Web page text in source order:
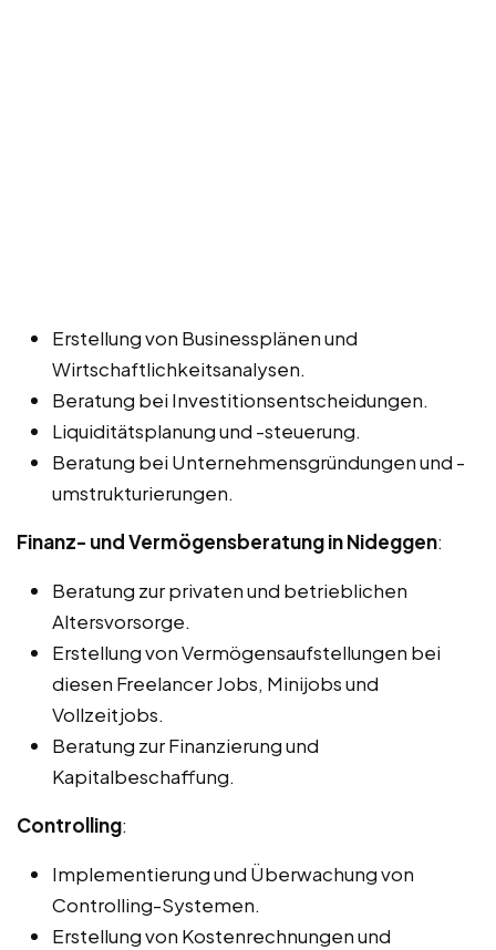
Erstellung von Businessplänen und
Wirtschaftlichkeitsanalysen.
Beratung bei Investitionsentscheidungen.
Liquiditätsplanung und -steuerung.
Beratung bei Unternehmensgründungen und -
umstrukturierungen.
Finanz- und Vermögensberatung in Nideggen:
Beratung zur privaten und betrieblichen
Altersvorsorge.
Erstellung von Vermögensaufstellungen bei
diesen Freelancer Jobs, Minijobs und
Vollzeitjobs.
Beratung zur Finanzierung und
Kapitalbeschaffung.
Controlling:
Implementierung und Überwachung von
Controlling-Systemen.
Erstellung von Kostenrechnungen und